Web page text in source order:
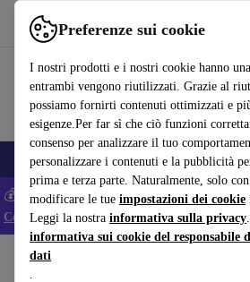
Preferenze sui cookie
I nostri prodotti e i nostri cookie hanno
entrambi vengono riutilizzati. Grazie al
possiamo fornirti contenuti ottimizzati e
esigenze.Per far sì che ciò funzioni
consenso per analizzare il tuo
personalizzare i contenuti e la pubblicità
prima e terza parte. Naturalmente, solo
modificare le tue impostazioni dei cookie
Leggi la nostra informativa sulla privacy
informativa sui cookie del responsabile
dati
.
Usa refurbed in modo rapido e semplice
🎒 Back to school Smartphone Portatili
💰 Extra -5% su tutti gli smartphone
Condizioni
Home